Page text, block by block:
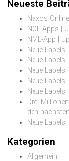
Neueste
Naxos
NOL-Apps |
NML-App |
Neue Labels
Neue Labels
Neue Labels
Neue Labels
Neue Labels
Drei
den
Neue Labels
Kategorien
Allgemein